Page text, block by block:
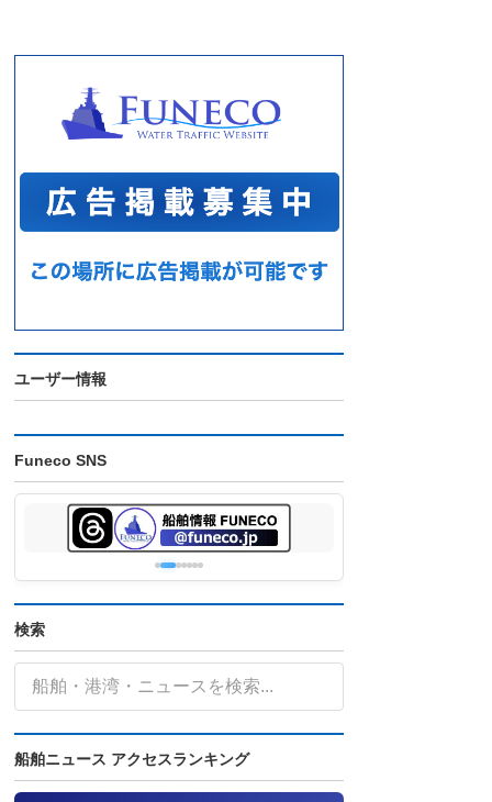
ユーザー情報
Funeco SNS
検索
船舶ニュース アクセスランキング